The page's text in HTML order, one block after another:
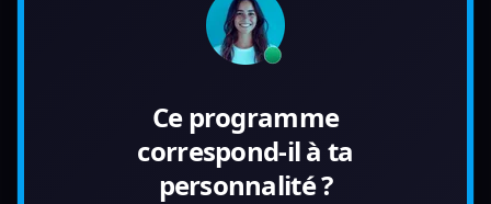
Ce programme
correspond-il à ta
personnalité ?